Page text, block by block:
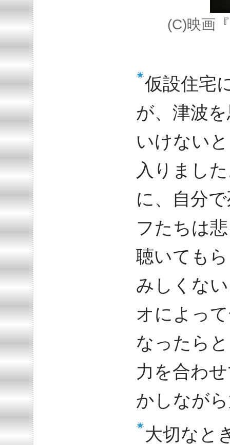
(C)映画
仮設住宅
が、津波
いけない
入りまし
に、自分
フたちは
聴いても
みしくな
オによっ
なったら
力を合わ
かしなが
大切なと